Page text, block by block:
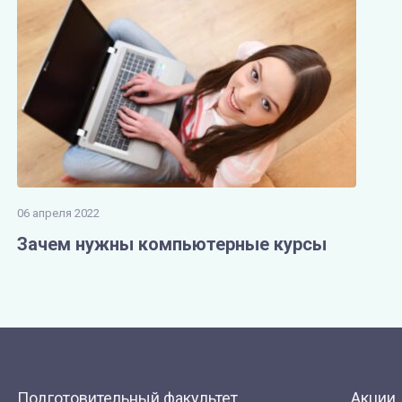
06 апреля 2022
Зачем нужны компьютерные курсы
Подготовительный факультет Акции